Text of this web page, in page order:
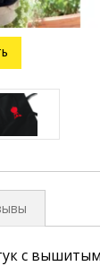
с вышитым